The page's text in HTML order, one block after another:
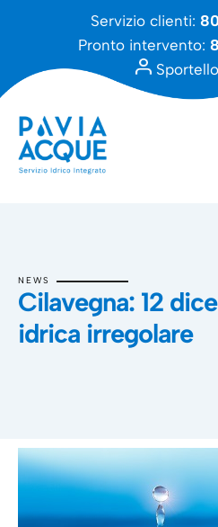
Servizio clienti:
Pronto intervento:
NEWS
Cilavegna: 12
idrica irregolare